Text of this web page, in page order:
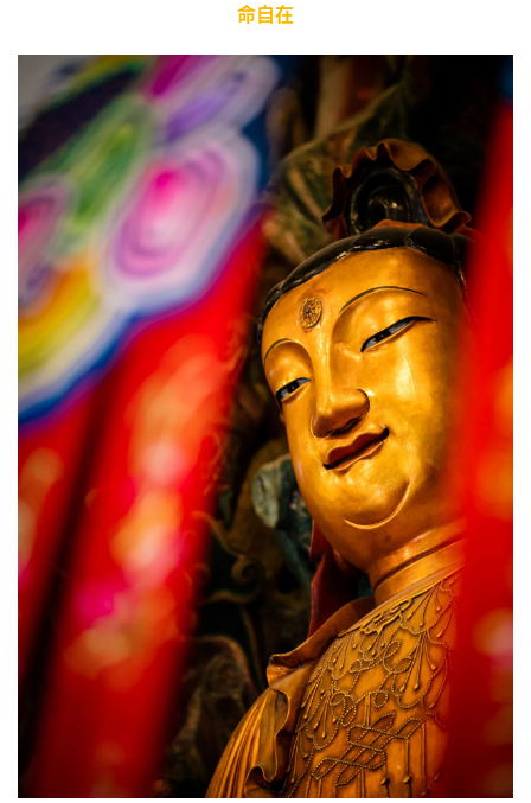
命自在